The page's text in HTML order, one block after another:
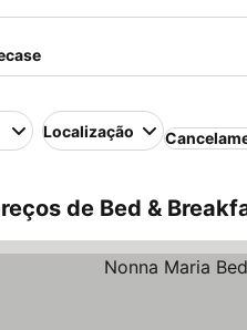
Localização
de Bed &